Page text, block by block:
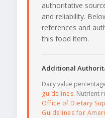
authoritative
and reliability.
references and
this food item.
Additional
Daily value
guidelines. Nutrient
Office of Dietary
Guidelines for